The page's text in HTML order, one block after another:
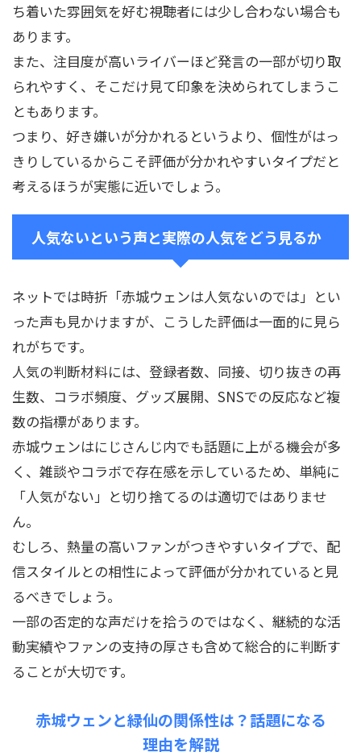
ち着いた雰囲気を好む視聴者には少し合わない場合も
あります。
また、注目度が高いライバーほど発言の一部が切り取
られやすく、そこだけ見て印象を決められてしまうこ
ともあります。
つまり、好き嫌いが分かれるというより、個性がはっ
きりしているからこそ評価が分かれやすいタイプだと
考えるほうが実態に近いでしょう。
人気ないという声と実際の人気をどう見るか
ネットでは時折「赤城ウェンは人気ないのでは」とい
った声も見かけますが、こうした評価は一面的に見ら
れがちです。
人気の判断材料には、登録者数、同接、切り抜きの再
生数、コラボ頻度、グッズ展開、SNSでの反応など複
数の指標があります。
赤城ウェンはにじさんじ内でも話題に上がる機会が多
く、雑談やコラボで存在感を示しているため、単純に
「人気がない」と切り捨てるのは適切ではありませ
ん。
むしろ、熱量の高いファンがつきやすいタイプで、配
信スタイルとの相性によって評価が分かれていると見
るべきでしょう。
一部の否定的な声だけを拾うのではなく、継続的な活
動実績やファンの支持の厚さも含めて総合的に判断す
ることが大切です。
赤城ウェンと緑仙の関係性は？話題になる
理由を解説